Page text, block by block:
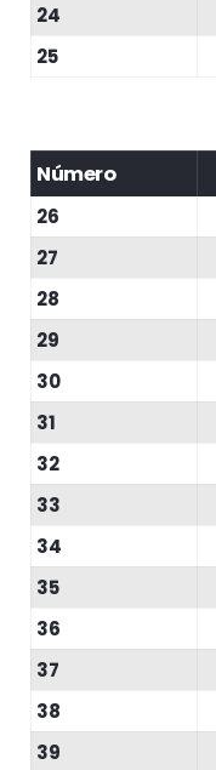
24
25
Número
26
27
28
29
30
31
32
33
34
35
36
37
38
39